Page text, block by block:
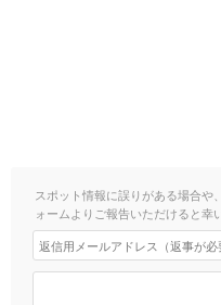
スポット情報に誤りがある場合や
ォームよりご報告いただけると幸